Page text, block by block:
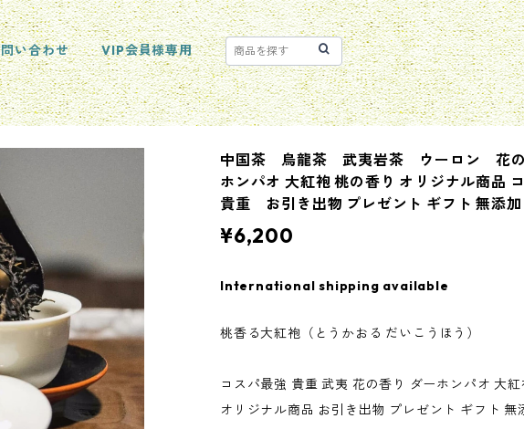
問い合わせ VIP会員様専用
中国茶 烏龍茶 武夷岩茶 ウーロン 花の
ホンパオ 大紅袍 桃の香り オリジナル商品
貴重 お引き出物 プレゼント ギフト 無添
¥6,200
International shipping available
桃香る大紅袍（とうかおる だいこうほう）
コスパ最強 貴重 武夷 花の香り ダーホンパオ 大紅
オリジナル商品 お引き出物 プレゼント ギフト 無